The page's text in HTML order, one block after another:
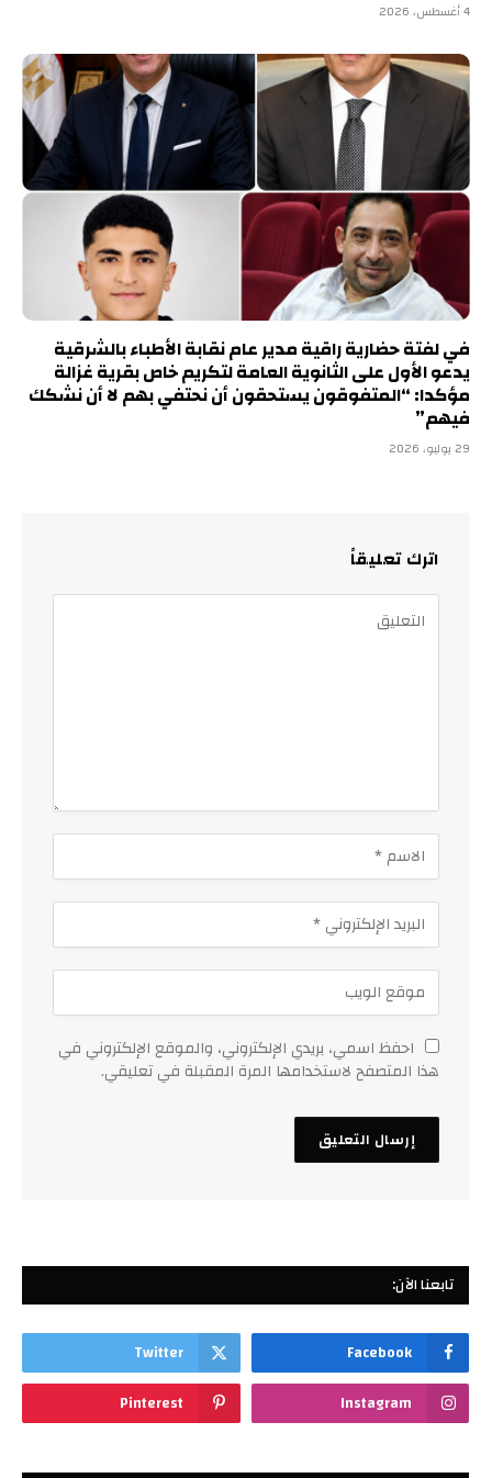
4 أغسطس، 2026
في لفتة حضارية راقية مدير عام نقابة الأطباء بالشرقية
يدعو الأول على الثانوية العامة لتكريم خاص بقرية غزالة
مؤكدا: “المتفوقون يستحقون أن نحتفي بهم لا أن نشكك
فيهم”
29 يوليو، 2026
اترك تعليقاً
احفظ اسمي، بريدي الإلكتروني، والموقع الإلكتروني في
هذا المتصفح لاستخدامها المرة المقبلة في تعليقي.
تابعنا الآن:
Facebook
Twitter
Instagram
Pinterest